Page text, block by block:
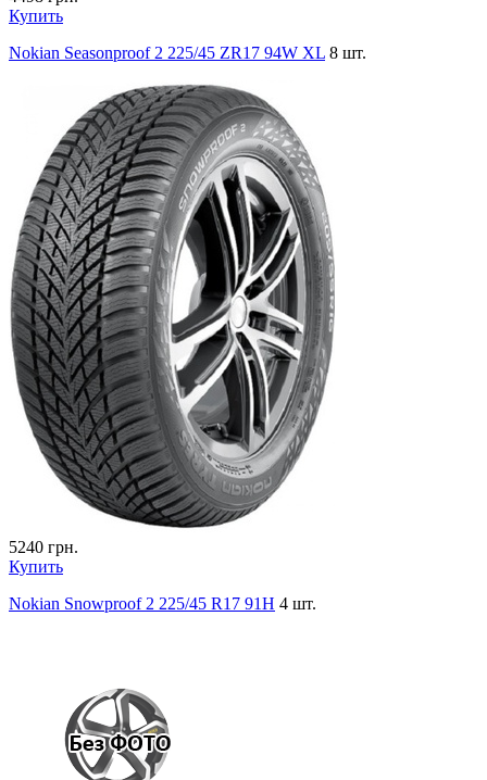
Купить
Nokian Seasonproof 2 225/45 ZR17 94W XL 8 шт.
5240 грн.
Купить
Nokian Snowproof 2 225/45 R17 91H 4 шт.